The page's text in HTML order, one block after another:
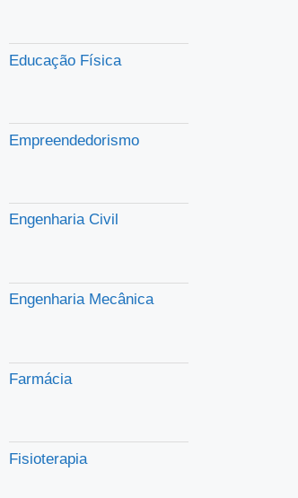
Educação Física
Empreendedorismo
Engenharia Civil
Engenharia Mecânica
Farmácia
Fisioterapia